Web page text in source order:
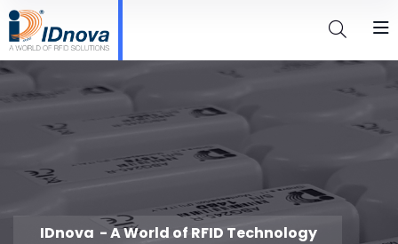
IDnova - A World of RFID Technology